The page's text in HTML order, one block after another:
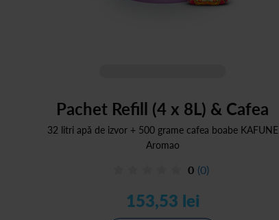
Pachet Refill (4 x 8L) & Cafea
32 litri apă de izvor + 500 grame cafea boabe KAFUNE
Aromao
0 (0)
153,53 lei